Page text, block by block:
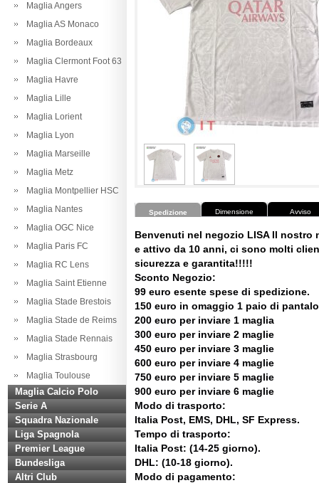
Maglia Angers
Maglia AS Monaco
Maglia Bordeaux
Maglia Clermont Foot 63
Maglia Havre
Maglia Lille
Maglia Lorient
Maglia Lyon
Maglia Marseille
Maglia Metz
Maglia Montpellier HSC
Maglia Nantes
Maglia OGC Nice
Maglia Paris FC
Maglia RC Lens
Maglia Saint Etienne
Maglia Stade Brestois
Maglia Stade de Reims
Maglia Stade Rennais
Maglia Strasbourg
Maglia Toulouse
Maglia Calcio Polo
Serie A
Squadra Nazionale
Liga Spagnola
Premier League
Bundesliga
Altri Club
Spedizione Dimensione Avviso
Benvenuti nel negozio LISA Il nostro
e attivo da 10 anni, ci sono molti
sicurezza e garantita!!!!!
Sconto Negozio:
99 euro esente spese di spedizione.
150 euro in omaggio 1 paio di
200 euro per inviare 1 maglia
300 euro per inviare 2 maglie
450 euro per inviare 3 maglie
600 euro per inviare 4 maglie
750 euro per inviare 5 maglie
900 euro per inviare 6 maglie
Modo di trasporto:
Italia Post, EMS, DHL, SF Express.
Tempo di trasporto:
Italia Post: (14-25 giorno).
DHL: (10-18 giorno).
Modo di pagamento: